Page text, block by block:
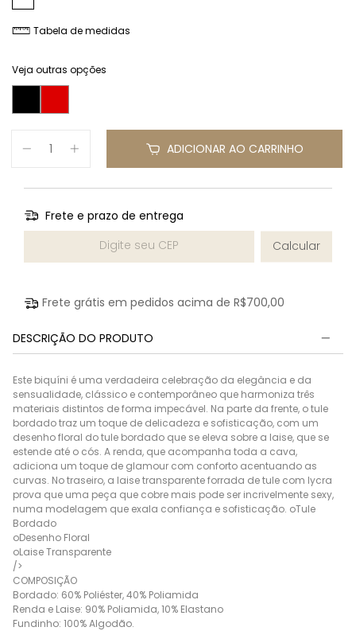
Tabela de medidas
Veja outras opções
ADICIONAR AO CARRINHO
Frete e prazo de entrega
Entregas para o CEP:
Calcular
Frete grátis em pedidos acima de R$700,00
DESCRIÇÃO DO PRODUTO
Este biquíni é uma verdadeira celebração da elegância e da
sensualidade, clássico e contemporâneo que harmoniza três
materiais distintos de forma impecável. Na parte da frente, o tule
bordado traz um toque de delicadeza e sofisticação, com um
desenho floral do tule bordado que se eleva sobre a laise, que se
estende até o cós. A renda, que acompanha toda a cava,
adiciona um toque de glamour com conforto acentuando as
curvas. No traseiro, a laise transparente forrada de tule com lycra
prova que uma peça que cobre mais pode ser incrivelmente sexy,
numa modelagem que exala confiança e sofisticação. oTule
Bordado
oDesenho Floral
oLaise Transparente
/>
COMPOSIÇÃO
Bordado: 60% Poliéster, 40% Poliamida
Renda e Laise: 90% Poliamida, 10% Elastano
Fundinho: 100% Algodão.